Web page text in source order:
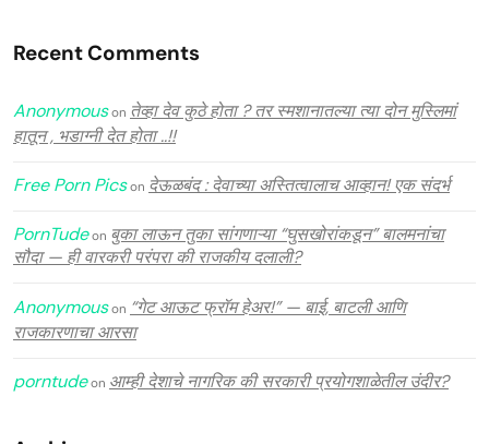
Recent Comments
Anonymouson तेव्हा देव कुठे होता ? तर स्मशानातल्या त्या दोन मुस्लिमां
हातून , भडाग्नी देत होता ..!!
Free Porn Picson देऊळबंद : देवाच्या अस्तित्वालाच आव्हान! एक संदर्भ
PornTudeon बुका लाऊन तुका सांगणाऱ्या “घुसखोरांकडून” बालमनांचा
सौदा — ही वारकरी परंपरा की राजकीय दलाली?
Anonymouson “गेट आऊट फ्रॉम हेअर!” — बाई, बाटली आणि
राजकारणाचा आरसा
porntudeon आम्ही देशाचे नागरिक की सरकारी प्रयोगशाळेतील उंदीर?